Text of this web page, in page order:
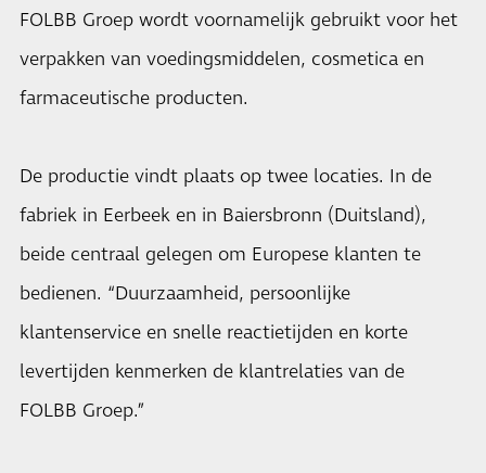
FOLBB Groep wordt voornamelijk gebruikt voor het
verpakken van voedingsmiddelen, cosmetica en
farmaceutische producten.
De productie vindt plaats op twee locaties. In de
fabriek in Eerbeek en in Baiersbronn (Duitsland),
beide centraal gelegen om Europese klanten te
bedienen. “Duurzaamheid, persoonlijke
klantenservice en snelle reactietijden en korte
levertijden kenmerken de klantrelaties van de
FOLBB Groep.”